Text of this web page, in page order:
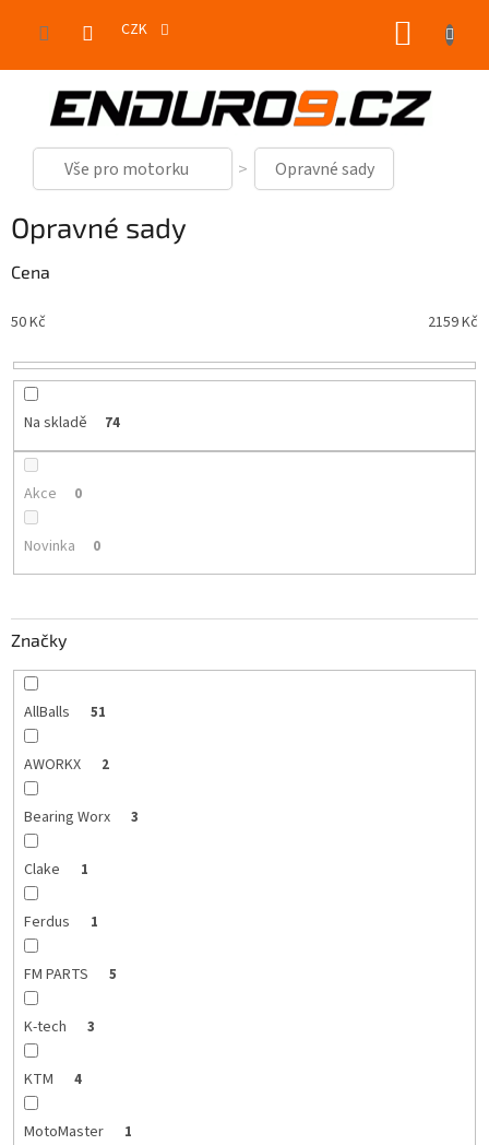
CZK
Vše pro motorku Opravné sady
Opravné sady
Cena
50Kč 2159Kč
Na skladě 74
Akce 0
Novinka 0
Značky
AllBalls 51
AWORKX 2
Bearing Worx 3
Clake 1
Ferdus 1
FM PARTS 5
K-tech 3
KTM 4
MotoMaster 1